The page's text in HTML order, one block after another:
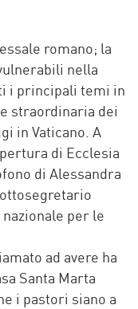
romano; la
nella
i principali temi in
straordinaria dei
in Vaticano. A
di Ecclesia
di Alessandra
per le
ad avere ha
Santa Marta
i pastori siano a